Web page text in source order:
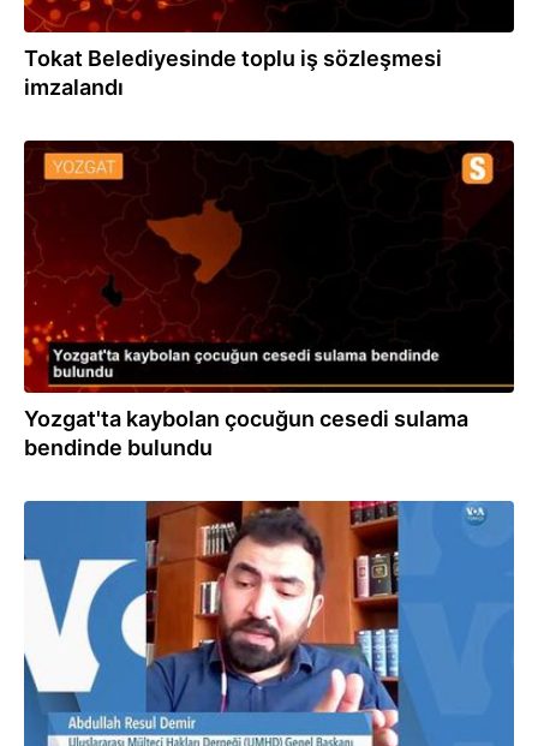
Tokat Belediyesinde toplu iş sözleşmesi
imzalandı
01.09.2020
Yozgat'ta kaybolan çocuğun cesedi sulama
bendinde bulundu